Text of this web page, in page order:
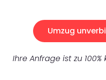
Umzug
Ihre Anfrage ist zu